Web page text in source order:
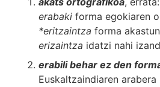
erabaki forma egokiaren
*eritzaintza forma
erizaintza idatzi nahi
erabili behar ez den
Euskaltzaindiaren